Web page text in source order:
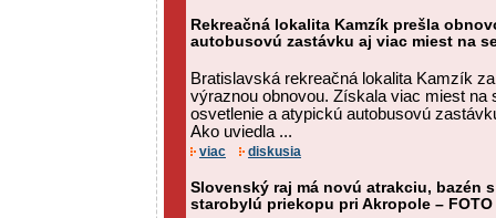
Rekreačná lokalita Kamzík prešla
autobusovú zastávku aj viac miest na
Bratislavská rekreačná lokalita Kamzík
výraznou obnovou. Získala viac miest na
osvetlenie a atypickú autobusovú
Ako uviedla ...
viac diskusia
Slovenský raj má novú atrakciu, bazén
starobylú priekopu pri Akropole – FOTO